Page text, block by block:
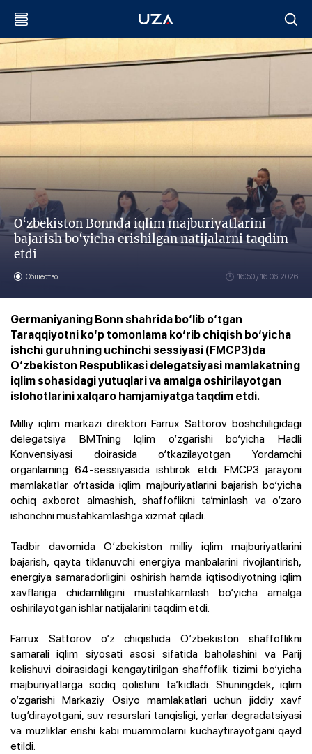
O‘zbekiston Bonnda iqlim majburiyatlarini
bajarish bo‘yicha erishilgan natijalarni taqdim
etdi
Общество 16:50 / 16.06.2026
Germaniyaning Bonn shahrida bo‘lib o‘tgan
Taraqqiyotni ko‘p tomonlama ko‘rib chiqish bo‘yicha
ishchi guruhning uchinchi sessiyasi (FMCP3)da
O‘zbekiston Respublikasi delegatsiyasi mamlakatning
iqlim sohasidagi yutuqlari va amalga oshirilayotgan
islohotlarini xalqaro hamjamiyatga taqdim etdi.
Milliy iqlim markazi direktori Farrux Sattorov boshchiligidagi
delegatsiya BMTning Iqlim o‘zgarishi bo‘yicha Hadli
Konvensiyasi doirasida o‘tkazilayotgan Yordamchi
organlarning 64-sessiyasida ishtirok etdi. FMCP3 jarayoni
mamlakatlar o‘rtasida iqlim majburiyatlarini bajarish bo‘yicha
ochiq axborot almashish, shaffoflikni ta’minlash va o‘zaro
ishonchni mustahkamlashga xizmat qiladi.
Tadbir davomida O‘zbekiston milliy iqlim majburiyatlarini
bajarish, qayta tiklanuvchi energiya manbalarini rivojlantirish,
energiya samaradorligini oshirish hamda iqtisodiyotning iqlim
xavflariga chidamliligini mustahkamlash bo‘yicha amalga
oshirilayotgan ishlar natijalarini taqdim etdi.
Farrux Sattorov o‘z chiqishida O‘zbekiston shaffoflikni
samarali iqlim siyosati asosi sifatida baholashini va Parij
kelishuvi doirasidagi kengaytirilgan shaffoflik tizimi bo‘yicha
majburiyatlarga sodiq qolishini ta’kidladi. Shuningdek, iqlim
o‘zgarishi Markaziy Osiyo mamlakatlari uchun jiddiy xavf
tug‘dirayotgani, suv resurslari tanqisligi, yerlar degradatsiyasi
va muzliklar erishi kabi muammolarni kuchaytirayotgani qayd
etildi.